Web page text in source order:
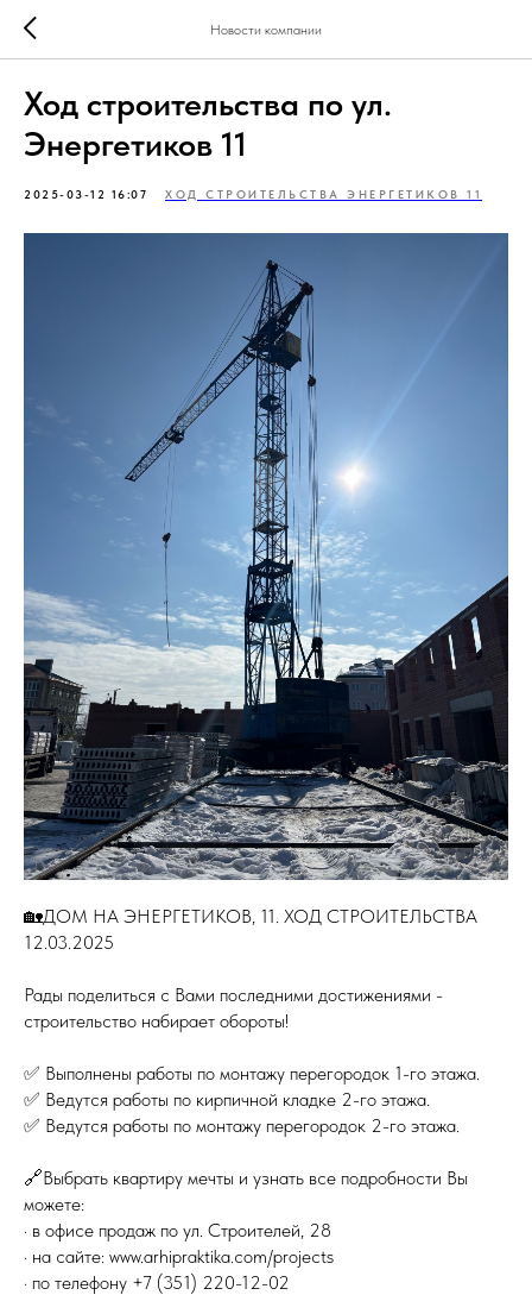
Новости компании
Ход строительства по ул.
Энергетиков 11
2025-03-12 16:07 ХОД СТРОИТЕЛЬСТВА ЭНЕРГЕТИКОВ 11
🏡ДОМ НА ЭНЕРГЕТИКОВ, 11. ХОД СТРОИТЕЛЬСТВА
12.03.2025
Рады поделиться с Вами последними достижениями -
строительство набирает обороты!
✅ Выполнены работы по монтажу перегородок 1-го этажа.
✅ Ведутся работы по кирпичной кладке 2-го этажа.
✅ Ведутся работы по монтажу перегородок 2-го этажа.
🔗Выбрать квартиру мечты и узнать все подробности Вы
можете:
· в офисе продаж по ул. Строителей, 28
· на сайте: www.arhipraktika.com/projects
· по телефону +7 (351) 220-12-02